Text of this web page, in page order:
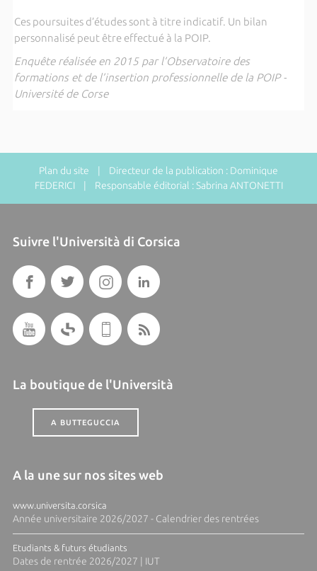
Ces poursuites d’études sont à titre indicatif. Un bilan
personnalisé peut être effectué à la POIP.
Enquête réalisée en 2015 par l’Observatoire des
formations et de l’insertion professionnelle de la POIP -
Université de Corse
Plan du site | Directeur de la publication : Dominique
FEDERICI | Responsable éditorial : Sabrina ANTONETTI
Suivre l'Università di Corsica
La boutique de l'Università
A BUTTEGUCCIA
A la une sur nos sites web
www.universita.corsica
Année universitaire 2026/2027 - Calendrier des rentrées
Etudiants & futurs étudiants
Dates de rentrée 2026/2027 | IUT